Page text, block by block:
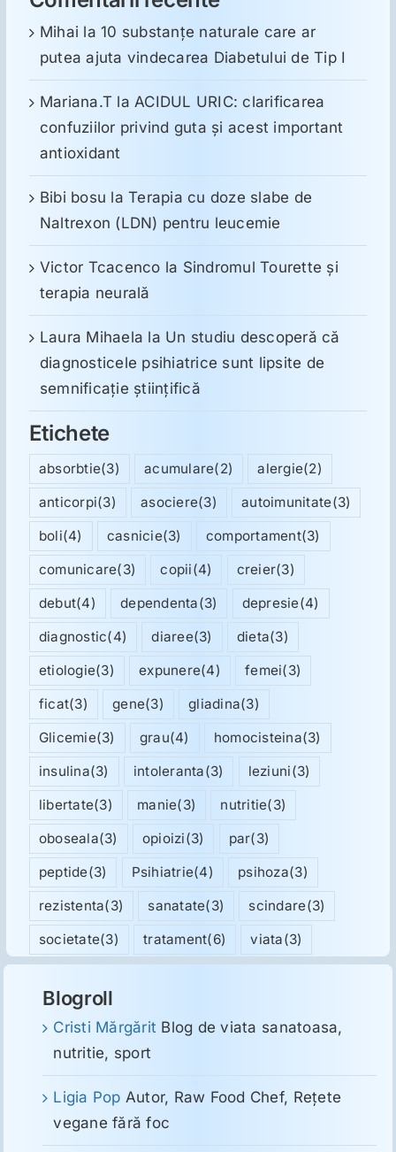
Mihai la10 substanţe naturale care ar
putea ajuta vindecarea Diabetului de Tip I
Mariana.T la ACIDUL URIC: clarificarea
confuziilor privind guta și acest important
antioxidant
Bibi bosu laTerapia cu doze slabe de
Naltrexon (LDN) pentru leucemie
Victor Tcacenco la Sindromul Tourette şi
terapia neurală
Laura Mihaela la Un studiu descoperă că
diagnosticele psihiatrice sunt lipsite de
semnificație științifică
Etichete
absorbtie(3) acumulare(2) alergie(2)
anticorpi(3) asociere(3) autoimunitate(3)
boli(4) casnicie(3) comportament(3)
comunicare(3) copii(4) creier(3)
debut(4) dependenta(3) depresie(4)
diagnostic(4) diaree(3) dieta(3)
etiologie(3) expunere(4) femei(3)
ficat(3) gene(3) gliadina(3)
Glicemie(3) grau(4) homocisteina(3)
insulina(3) intoleranta(3) leziuni(3)
libertate(3) manie(3) nutritie(3)
oboseala(3) opioizi(3) par(3)
peptide(3) Psihiatrie(4) psihoza(3)
rezistenta(3) sanatate(3) scindare(3)
societate(3) tratament(6) viata(3)
Blogroll
Cristi Mărgărit Blog de viata sanatoasa,
nutritie, sport
Ligia Pop Autor, Raw Food Chef, Reţete
vegane fără foc